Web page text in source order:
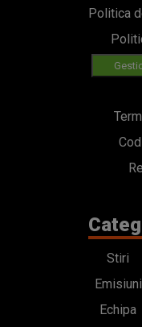
Politica
Stiri
Emisiuni
Echipa